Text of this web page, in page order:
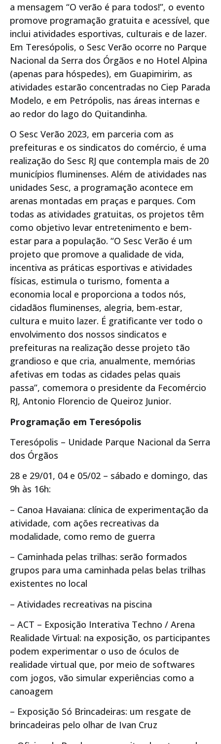
a mensagem “O verão é para todos!”, o evento
promove programação gratuita e acessível, que
inclui atividades esportivas, culturais e de lazer.
Em Teresópolis, o Sesc Verão ocorre no Parque
Nacional da Serra dos Órgãos e no Hotel Alpina
(apenas para hóspedes), em Guapimirim, as
atividades estarão concentradas no Ciep Parada
Modelo, e em Petrópolis, nas áreas internas e
ao redor do lago do Quitandinha.
O Sesc Verão 2023, em parceria com as
prefeituras e os sindicatos do comércio, é uma
realização do Sesc RJ que contempla mais de 20
municípios fluminenses. Além de atividades nas
unidades Sesc, a programação acontece em
arenas montadas em praças e parques. Com
todas as atividades gratuitas, os projetos têm
como objetivo levar entretenimento e bem-
estar para a população. “O Sesc Verão é um
projeto que promove a qualidade de vida,
incentiva as práticas esportivas e atividades
físicas, estimula o turismo, fomenta a
economia local e proporciona a todos nós,
cidadãos fluminenses, alegria, bem-estar,
cultura e muito lazer. É gratificante ver todo o
envolvimento dos nossos sindicatos e
prefeituras na realização desse projeto tão
grandioso e que cria, anualmente, memórias
afetivas em todas as cidades pelas quais
passa”, comemora o presidente da Fecomércio
RJ, Antonio Florencio de Queiroz Junior.
Programação em Teresópolis
Teresópolis – Unidade Parque Nacional da Serra
dos Órgãos
28 e 29/01, 04 e 05/02 – sábado e domingo, das
9h às 16h:
– Canoa Havaiana: clínica de experimentação da
atividade, com ações recreativas da
modalidade, como remo de guerra
– Caminhada pelas trilhas: serão formados
grupos para uma caminhada pelas belas trilhas
existentes no local
– Atividades recreativas na piscina
– ACT – Exposição Interativa Techno / Arena
Realidade Virtual: na exposição, os participantes
podem experimentar o uso de óculos de
realidade virtual que, por meio de softwares
com jogos, vão simular experiências como a
canoagem
– Exposição Só Brincadeiras: um resgate de
brincadeiras pelo olhar de Ivan Cruz